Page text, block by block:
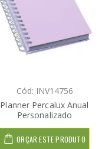
Cód: INV14756
Planner Percalux Anual
Personalizado
ORÇAR ESTE PRODUTO